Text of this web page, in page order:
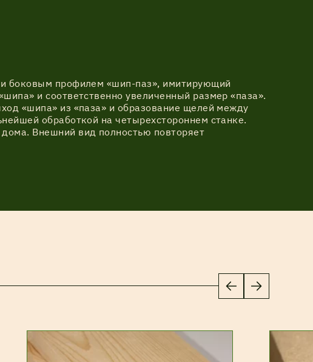
и боковым профилем «шип-паз», имитирующий
и соответственно увеличенный размер «паза».
«шипа» из «паза» и образование щелей между
обработкой на четырехстороннем станке.
Внешний вид полностью повторяет